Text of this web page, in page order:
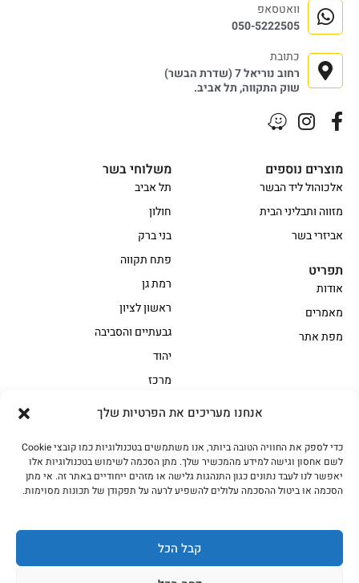
אנחנו מעריכים את הפרטיות שלך
כדי לספק את החוויה הטובה ביותר, אנו משתמשים בטכנולוגיות כמו קובצי Cookie
לשם אחסון וגישה למידע מהמכשיר שלך. מתן הסכמה לשימוש בטכנולוגיות אלו
יאפשר לנו לעבד נתונים כגון התנהגות גלישה או מזהים ייחודיים באתר זה. אי מתן
הסכמה או ביטול ההסכמה עלולים להשפיע לרעה על תפקודן של תכונות מסוימות.
קבל הכל
אווז
בשר בקר משובח
בשר בקר עגלה משובח
בשר למעשנת
הודו
חלקים אחוריים
מיוחדי מסורת1
נתחי פנים
עוף
משלוחי בשר
תל אביב
חולון
בני ברק
פתח תקווה
רמת גן
ראשון לציון
גבעתיים והסביבה
יהוד
מרכז
מוצרים נוספים
אלכוהול ליד הבשר
מזווה ותבליני הבית
אביזרי בשר
תפריט
אודות
מאמרים
מפת אתר
וואטסאפ
050-5222505
כתובת
רחוב נוריאל 7 (שדרת הבשר)
שוק התקווה, תל אביב.